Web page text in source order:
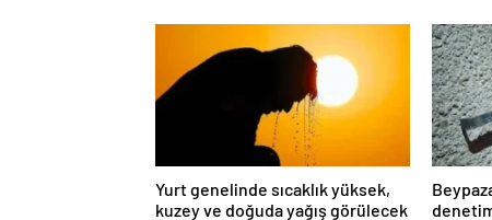
Yurt genelinde sıcaklık yüksek,
kuzey ve doğuda yağış görülecek